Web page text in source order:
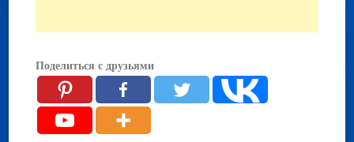
Поделиться с друзьями